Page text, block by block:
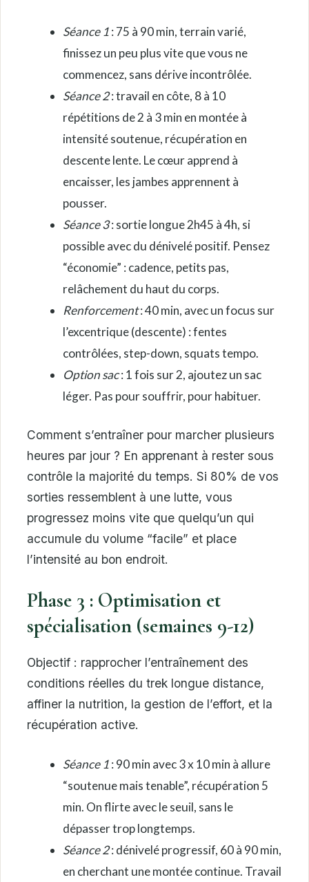
Séance 1: 75 à 90 min, terrain varié,
finissez un peu plus vite que vous ne
commencez, sans dérive incontrôlée.
Séance 2: travail en côte, 8 à 10
répétitions de 2 à 3 min en montée à
intensité soutenue, récupération en
descente lente. Le cœur apprend à
encaisser, les jambes apprennent à
pousser.
Séance 3: sortie longue 2h45 à 4h, si
possible avec du dénivelé positif. Pensez
“économie” : cadence, petits pas,
relâchement du haut du corps.
Renforcement: 40 min, avec un focus sur
l’excentrique (descente) : fentes
contrôlées, step-down, squats tempo.
Option sac: 1 fois sur 2, ajoutez un sac
léger. Pas pour souffrir, pour habituer.
Comment s’entraîner pour marcher plusieurs
heures par jour ? En apprenant à rester sous
contrôle la majorité du temps. Si 80% de vos
sorties ressemblent à une lutte, vous
progressez moins vite que quelqu’un qui
accumule du volume “facile” et place
l’intensité au bon endroit.
Phase 3 : Optimisation et
spécialisation (semaines 9-12)
Objectif : rapprocher l’entraînement des
conditions réelles du trek longue distance,
affiner la nutrition, la gestion de l’effort, et la
récupération active.
Séance 1: 90 min avec 3 x 10 min à allure
“soutenue mais tenable”, récupération 5
min. On flirte avec le seuil, sans le
dépasser trop longtemps.
Séance 2: dénivelé progressif, 60 à 90 min,
en cherchant une montée continue. Travail